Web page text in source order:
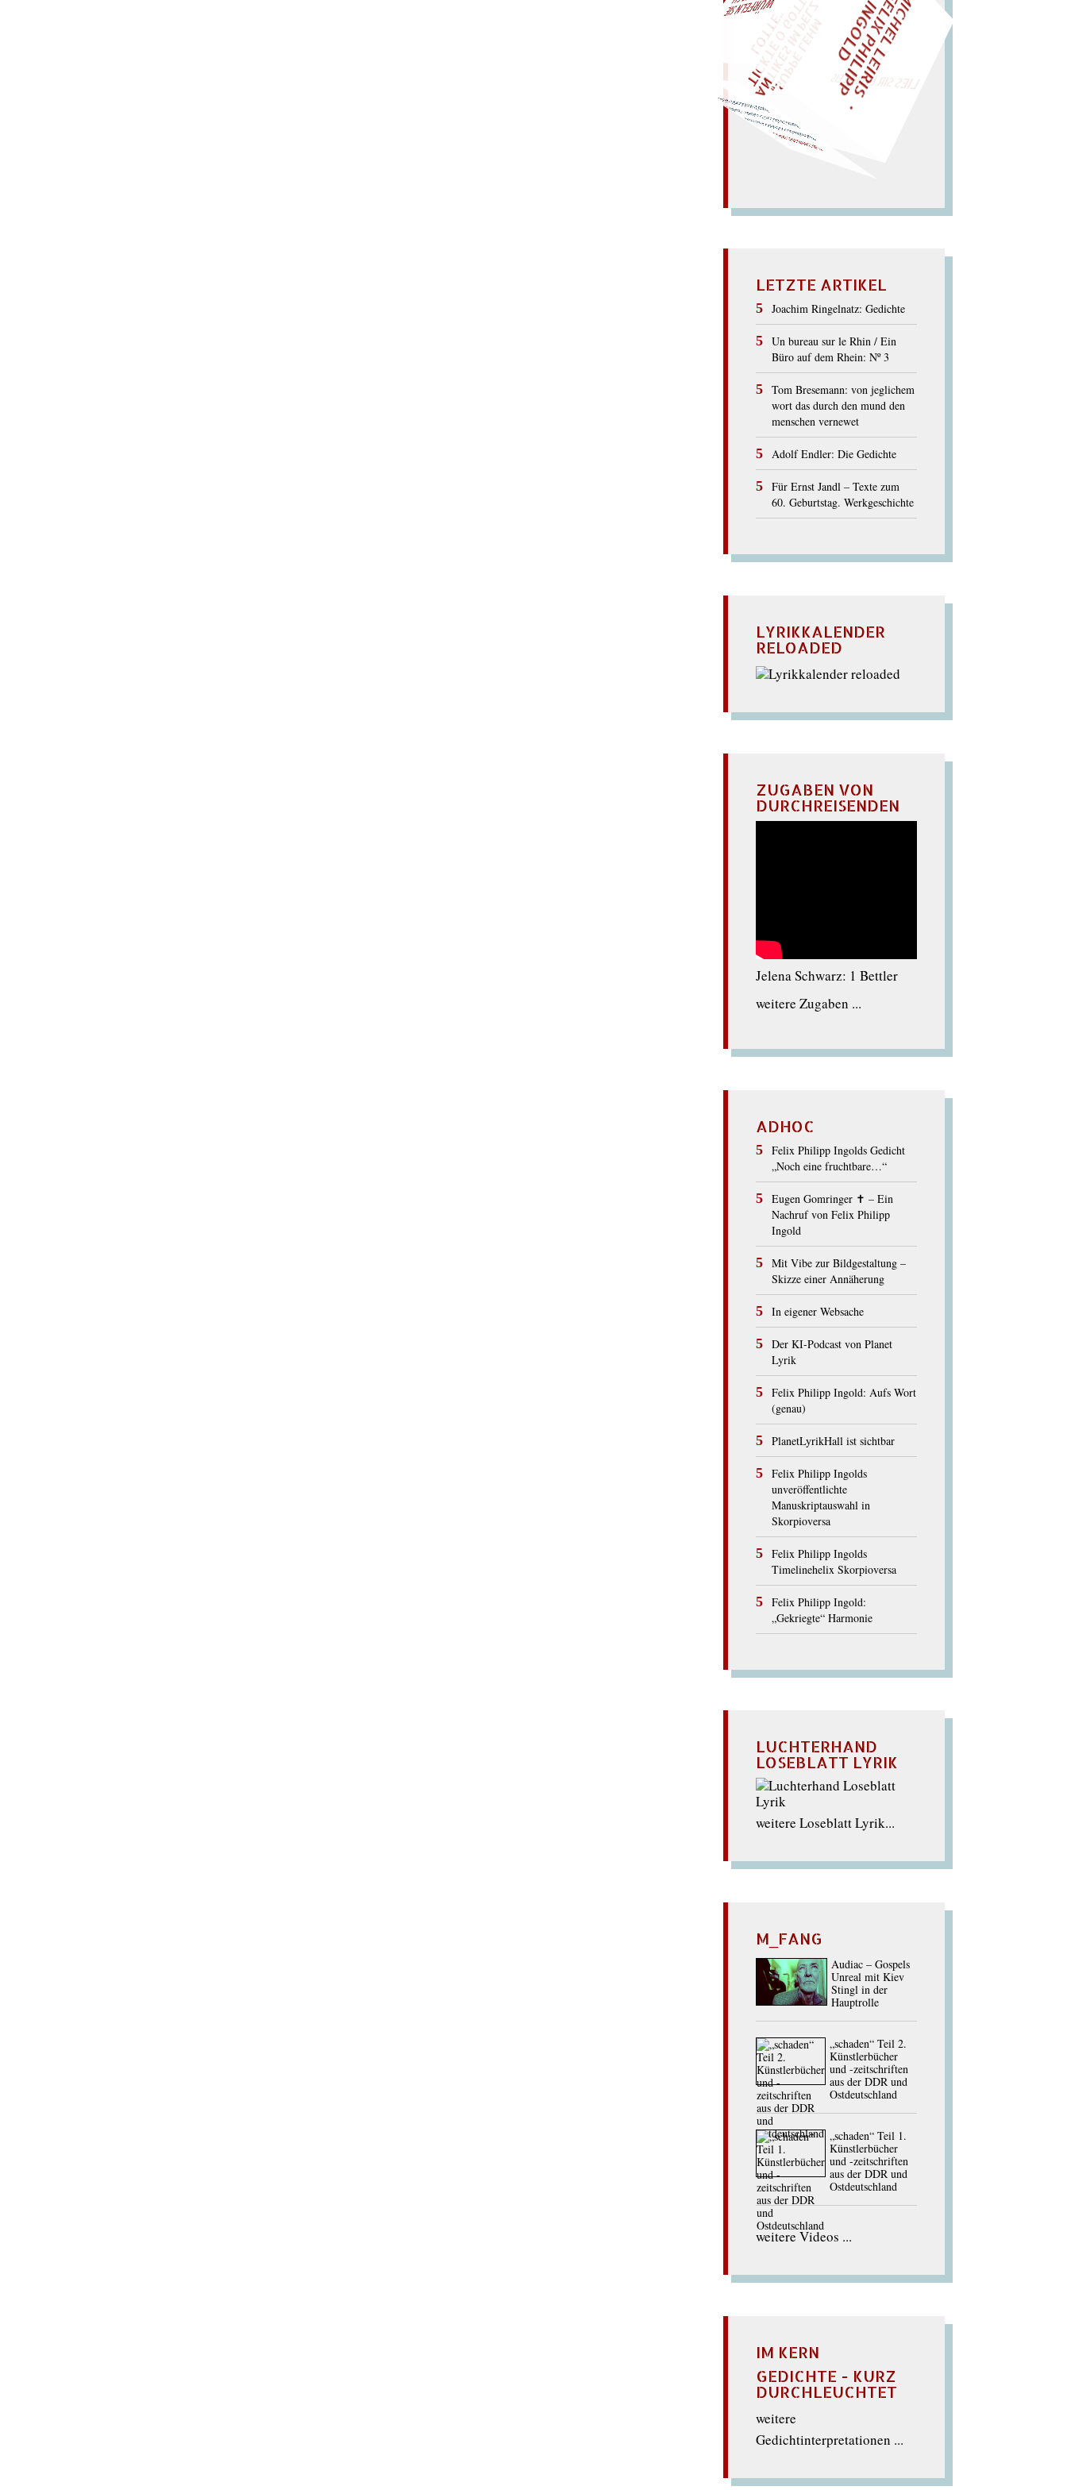
„SUPPELEHMANTIKESIMPELTICKTEOGOTLOTTE
"
SCHICKSAL
Schakal i
m Schlick; lass
den
Aal, iss Lachs! schick
den Schal im Sack!
M
I
C
H
E
L
L
E
I
R
I
S
・
F
E
L
I
X
P
H
I
L
I
P
P
I
N
G
O
L
DLIES SIR LEIRIS LEIS
LETZTE ARTIKEL
Joachim Ringelnatz: Gedichte
Un bureau sur le Rhin / Ein
Büro auf dem Rhein: Nº 3
Tom Bresemann: von jeglichem
wort das durch den mund den
menschen vernewet
Adolf Endler: Die Gedichte
Für Ernst Jandl – Texte zum
60. Geburtstag. Werkgeschichte
LYRIKKALENDER
RELOADED
ZUGABEN VON
DURCHREISENDEN
Jelena Schwarz: 1 Bettler
weitere Zugaben ...
ADHOC
Felix Philipp Ingolds Gedicht
„Noch eine fruchtbare…“
Eugen Gomringer ✝︎ – Ein
Nachruf von Felix Philipp
Ingold
Mit Vibe zur Bildgestaltung –
Skizze einer Annäherung
In eigener Websache
Der KI-Podcast von Planet
Lyrik
Felix Philipp Ingold: Aufs Wort
(genau)
PlanetLyrikHall ist sichtbar
Felix Philipp Ingolds
unveröffentlichte
Manuskriptauswahl in
Skorpioversa
Felix Philipp Ingolds
Timelinehelix Skorpioversa
Felix Philipp Ingold:
„Gekriegte“ Harmonie
LUCHTERHAND
LOSEBLATT LYRIK
weitere Loseblatt Lyrik...
M_FANG
Audiac – Gospels
Unreal mit Kiev
Stingl in der
Hauptrolle
„schaden“ Teil 2.
Künstlerbücher
und -zeitschriften
aus der DDR und
Ostdeutschland
„schaden“ Teil 1.
Künstlerbücher
und -zeitschriften
aus der DDR und
Ostdeutschland
weitere Videos ...
IM KERN
GEDICHTE - KURZ
DURCHLEUCHTET
weitere
Gedichtinterpretationen ...